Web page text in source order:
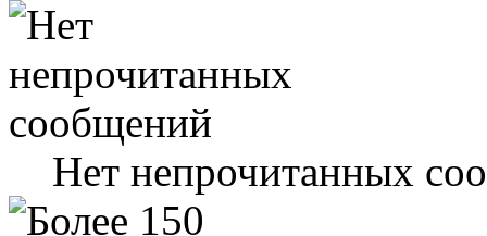
Нет непрочитанных